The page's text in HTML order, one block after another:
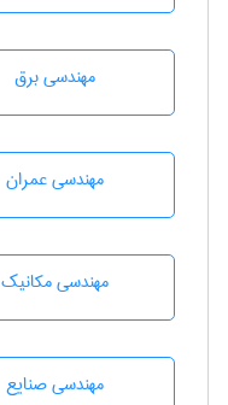
مهندسی برق
مهندسی عمران
مهندسی مکانیک
مهندسی صنايع